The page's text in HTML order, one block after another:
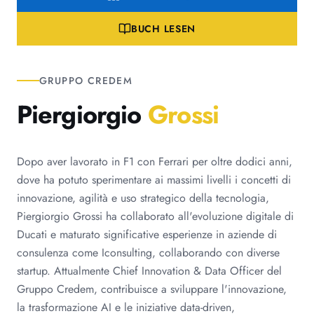
BUCH LESEN
GRUPPO CREDEM
Piergiorgio Grossi
Dopo aver lavorato in F1 con Ferrari per oltre dodici anni,
dove ha potuto sperimentare ai massimi livelli i concetti di
innovazione, agilità e uso strategico della tecnologia,
Piergiorgio Grossi ha collaborato all'evoluzione digitale di
Ducati e maturato significative esperienze in aziende di
consulenza come Iconsulting, collaborando con diverse
startup. Attualmente Chief Innovation & Data Officer del
Gruppo Credem, contribuisce a sviluppare l'innovazione,
la trasformazione AI e le iniziative data-driven,